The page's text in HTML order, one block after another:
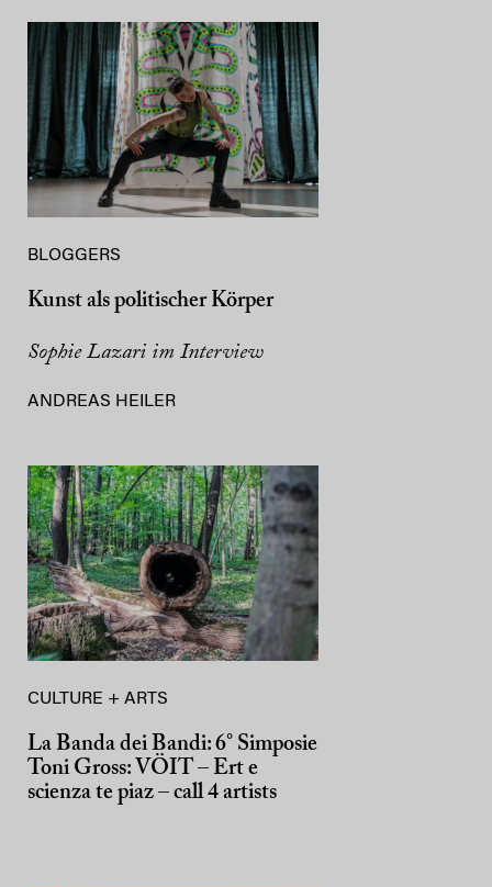
BLOGGERS
Kunst als politischer Körper
Sophie Lazari im Interview
ANDREAS HEILER
CULTURE + ARTS
La Banda dei Bandi: 6° Simposie
Toni Gross: VÖIT – Ert e
scienza te piaz – call 4 artists